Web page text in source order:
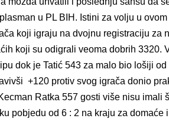
u PL BIH. Istini za volju u
koji igraju na dvojnu registraciju za
koji su odigrali veoma dobrih 3320.
dok je Tatić 543 za malo bio lošiji
+120 protiv svog igrača donio
Ratka 557 gosti više nisu imali
pobjedu od 6 : 2 na kraju za domaće